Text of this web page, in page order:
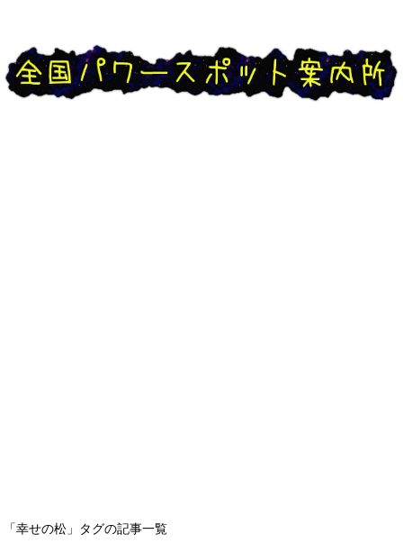
「幸せの松」タグの記事一覧